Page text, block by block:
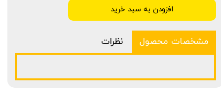
افزودن به سبد خرید
مشخصات محصول نظرات